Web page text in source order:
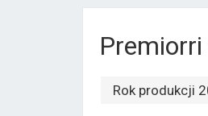
Rok produkcji